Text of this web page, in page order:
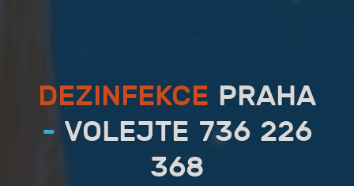
DEZINFEKCE PRAHA
- VOLEJTE 736 226
368